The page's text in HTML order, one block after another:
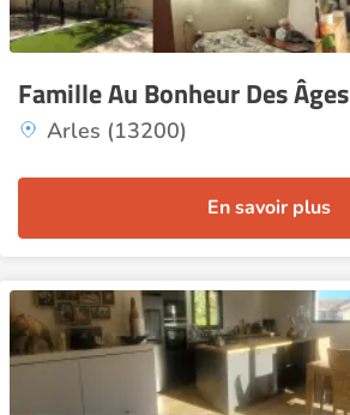
Famille Au Bonheur Des Âges
Arles (13200)
En savoir plus